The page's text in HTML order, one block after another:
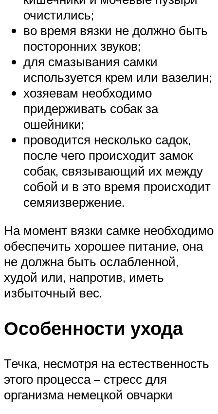
очистились;
во время вязки не должно быть
посторонних звуков;
для смазывания самки
используется крем или вазелин;
хозяевам необходимо
придерживать собак за
ошейники;
проводится несколько садок,
после чего происходит замок
собак, связывающий их между
собой и в это время происходит
семяизвержение.
На момент вязки самке необходимо
обеспечить хорошее питание, она
не должна быть ослабленной,
худой или, напротив, иметь
избыточный вес.
Особенности ухода
Течка, несмотря на естественность
этого процесса – стресс для
организма немецкой овчарки